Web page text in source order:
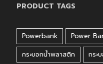
PRODUCT TAGS
Powerbank Power
กระบอกน้ำพลาสติก
กระ